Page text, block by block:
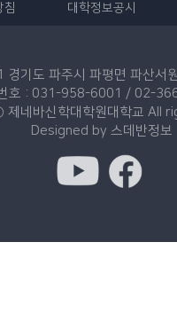
침 대학정보공시
경기도 파주시 파평면 파산서
호 : 031-958-6001 / 02-
네바신학대학원대학교 All
Designed by 스데반정보